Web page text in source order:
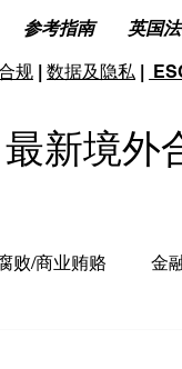
参考指南 英国
规 | 数据及隐私 |
新境外
败/商业贿赂 金